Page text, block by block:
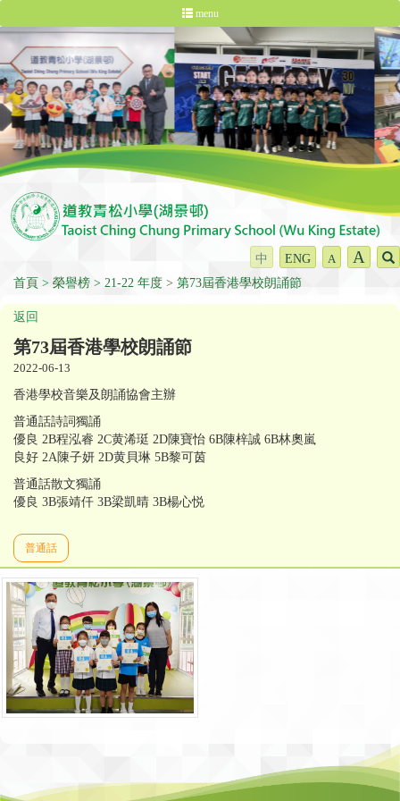
menu
中 ENG A A
首頁 榮譽榜 21-22 年度 第73屆香港學校朗誦節
返回
第73屆香港學校朗誦節
2022-06-13
香港學校音樂及朗誦協會主辦
普通話詩詞獨誦
優良 2B程泓睿 2C黄浠珽 2D陳寶怡 6B陳梓誠 6B林奧嵐
良好 2A陳子妍 2D黄貝琳 5B黎可茵
普通話散文獨誦
優良 3B張靖仟 3B梁凱晴 3B楊心悦
普通話